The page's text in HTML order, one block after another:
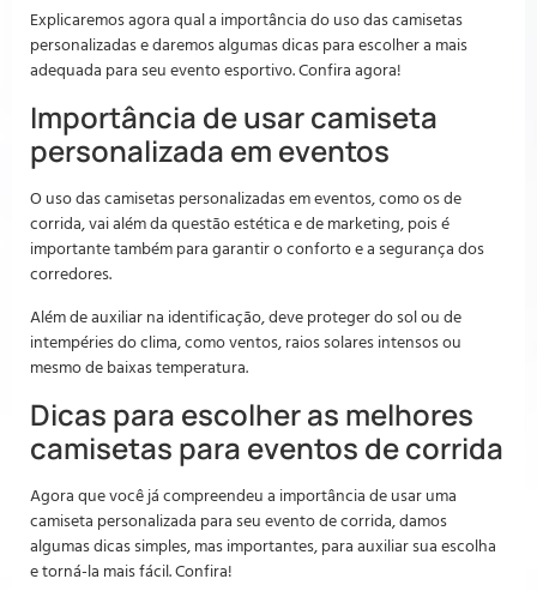
Explicaremos agora qual a importância do uso das camisetas
personalizadas e daremos algumas dicas para escolher a mais
adequada para seu evento esportivo. Confira agora!
Importância de usar camiseta
personalizada em eventos
O uso das camisetas personalizadas em eventos, como os de
corrida, vai além da questão estética e de marketing, pois é
importante também para garantir o conforto e a segurança dos
corredores.
Além de auxiliar na identificação, deve proteger do sol ou de
intempéries do clima, como ventos, raios solares intensos ou
mesmo de baixas temperatura.
Dicas para escolher as melhores
camisetas para eventos de corrida
Agora que você já compreendeu a importância de usar uma
camiseta personalizada para seu evento de corrida, damos
algumas dicas simples, mas importantes, para auxiliar sua escolha
e torná-la mais fácil. Confira!